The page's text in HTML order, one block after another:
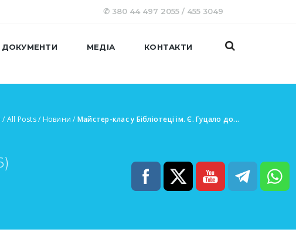
✆ 380 44 497 2055 / 455 3049
ДОКУМЕНТИ МЕДІА КОНТАКТИ
/ All Posts/ Новини / Майстер-клас у Бібліотеці ім. Є. Гуцало до...